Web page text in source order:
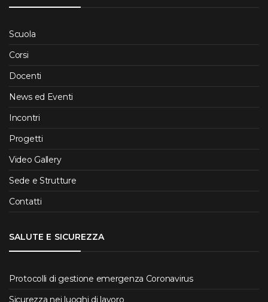
Scuola
Corsi
Docenti
News ed Eventi
Incontri
Progetti
Video Gallery
Sede e Strutture
Contatti
SALUTE E SICUREZZA
Protocolli di gestione emergenza Coronavirus
Sicurezza nei luoghi di lavoro